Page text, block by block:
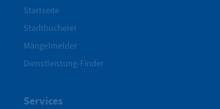
Startseite
Stadtbücherei
Mängelmelder
Dienstleistung-Finder
Services